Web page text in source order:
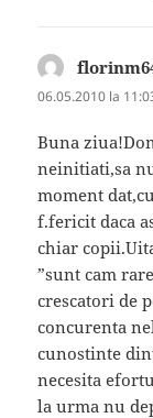
06.05.2010 la
Buna
neinitiati,sa
moment
f.fericit daca
chiar
”sunt cam
crescatori de
concurenta
cunostinte
necesita
la urma nu